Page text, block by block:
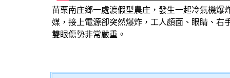
苗栗南庄鄉一處渡假型農庄，發生一起冷氣機
媒，接上電源卻突然爆炸，工人顏面、眼睛、右
雙眼傷勢非常嚴重。